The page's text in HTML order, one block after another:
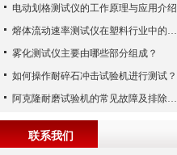
电动划格测试仪的工作原理与应用介绍
熔体流动速率测试仪在塑料行业中的应用
雾化测试仪主要由哪些部分组成？
如何操作耐碎石冲击试验机进行测试？
阿克隆耐磨试验机的常见故障及排除方法
联系我们